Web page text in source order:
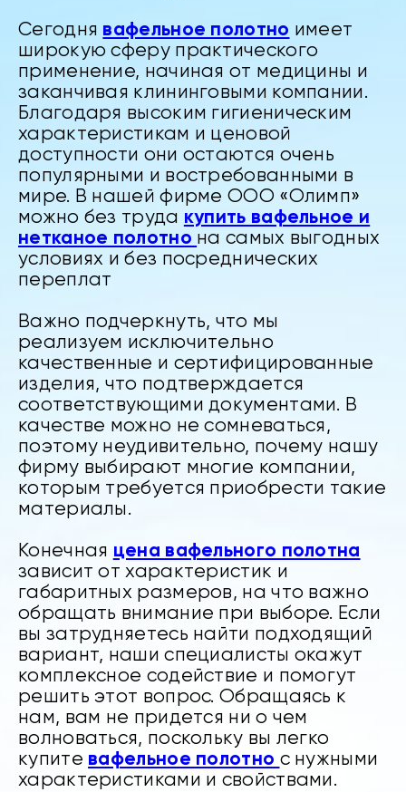
Сегодня вафельное полотно имеет
широкую сферу практического
применение, начиная от медицины и
заканчивая клининговыми компании.
Благодаря высоким гигиеническим
характеристикам и ценовой
доступности они остаются очень
популярными и востребованными в
мире. В нашей фирме ООО «Олимп»
можно без труда купить вафельное и
нетканое полотно на самых выгодных
условиях и без посреднических
переплат
Важно подчеркнуть, что мы
реализуем исключительно
качественные и сертифицированные
изделия, что подтверждается
соответствующими документами. В
качестве можно не сомневаться,
поэтому неудивительно, почему нашу
фирму выбирают многие компании,
которым требуется приобрести такие
материалы.
Конечная цена вафельного полотна
зависит от характеристик и
габаритных размеров, на что важно
обращать внимание при выборе. Если
вы затрудняетесь найти подходящий
вариант, наши специалисты окажут
комплексное содействие и помогут
решить этот вопрос. Обращаясь к
нам, вам не придется ни о чем
волноваться, поскольку вы легко
купите вафельное полотно с нужными
характеристиками и свойствами.